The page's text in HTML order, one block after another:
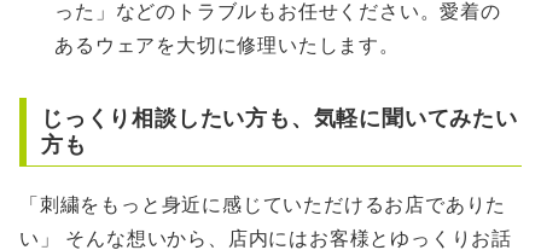
った」などのトラブルもお任せください。愛着の
あるウェアを大切に修理いたします。
じっくり相談したい方も、気軽に聞いてみたい
方も
「刺繍をもっと身近に感じていただけるお店でありた
い」 そんな想いから、店内にはお客様とゆっくりお話